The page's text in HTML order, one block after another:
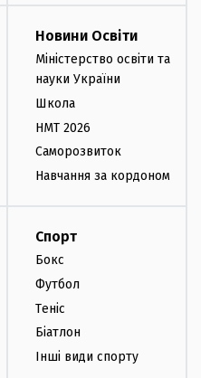
Новини Освіти
Міністерство освіти та
науки України
Школа
НМТ 2026
Саморозвиток
Навчання за кордоном
Спорт
Бокс
Футбол
Теніс
Біатлон
Інші види спорту